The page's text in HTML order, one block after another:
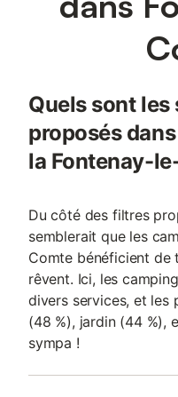
Quels sont
proposés
la Fontenay-
Du côté des filtres
semblerait que les
Comte bénéficient de
rêvent. Ici, les
divers services, et les
(48 %), jardin (44 %),
sympa !